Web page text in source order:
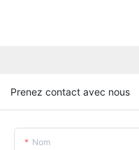
Prenez contact avec nous
Nom